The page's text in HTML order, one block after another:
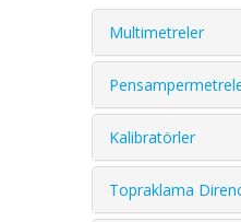
Multimetreler
Kalibratörler
Topraklama